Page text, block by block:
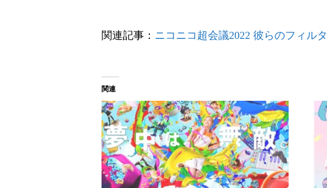
関連記事： ニコニコ超会議2022 彼らのフィル
関連